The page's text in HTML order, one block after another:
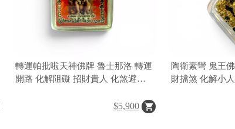
轉運帕批啦天神佛牌 魯士那洛 轉運
開路 化解阻礙 招財貴人 化煞避邪
$5,900
陶衛素彎 鬼王
財擋煞 化解小